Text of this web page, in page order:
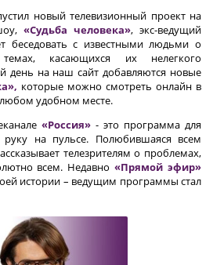
новый телевизионный проект на
«Судьба человека», экс-ведущий
беседовать с известными людьми о
касающихся их нелегкого
день на наш сайт добавляются новые
которые можно смотреть онлайн в
удобном месте.
«Россия» - это программа для
на пульсе. Полюбившаяся всем
телезрителям о проблемах,
всем. Недавно«Прямой эфир»
истории – ведущим программы стал